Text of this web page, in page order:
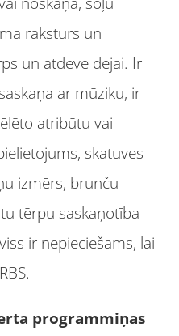
raksturs un
un atdeve dejai. Ir
ar mūziku, ir
atribūtu vai
skatuves
izmērs, brunču
tērpu saskaņotība
ir nepieciešams, lai
programmiņas